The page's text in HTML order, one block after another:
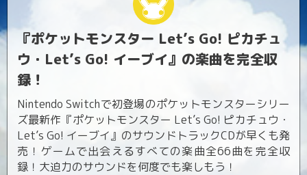
リキューレ
『ポケットモンスター Let’s Go! ピカチュ
ウ・Let’s Go! イーブイ』の楽曲を完全収
録！
Nintendo Switchで初登場のポケットモンスターシリー
ズ最新作『ポケットモンスター Let’s Go! ピカチュウ・
Let’s Go! イーブイ』のサウンドトラックCDが早くも発
売！ゲームで出会えるすべての楽曲全66曲を完全収
録！大迫力のサウンドを何度でも楽しもう！